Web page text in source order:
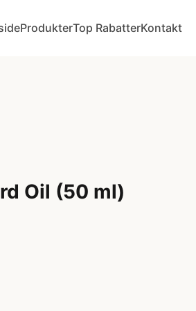
ProdukterTop RabatterKontakt
Oil (50 ml)